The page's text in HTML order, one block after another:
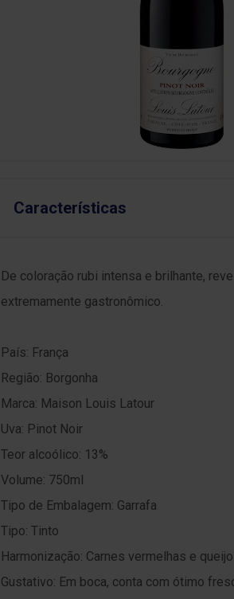
Características
De coloração rubi intensa e brilhante,
extremamente gastronômico.
País: França
Região: Borgonha
Marca: Maison Louis Latour
Uva: Pinot Noir
Teor alcoólico: 13%
Volume: 750ml
Tipo de Embalagem: Garrafa
Tipo: Tinto
Harmonização: Carnes vermelhas e
Gustativo: Em boca, conta com ótimo